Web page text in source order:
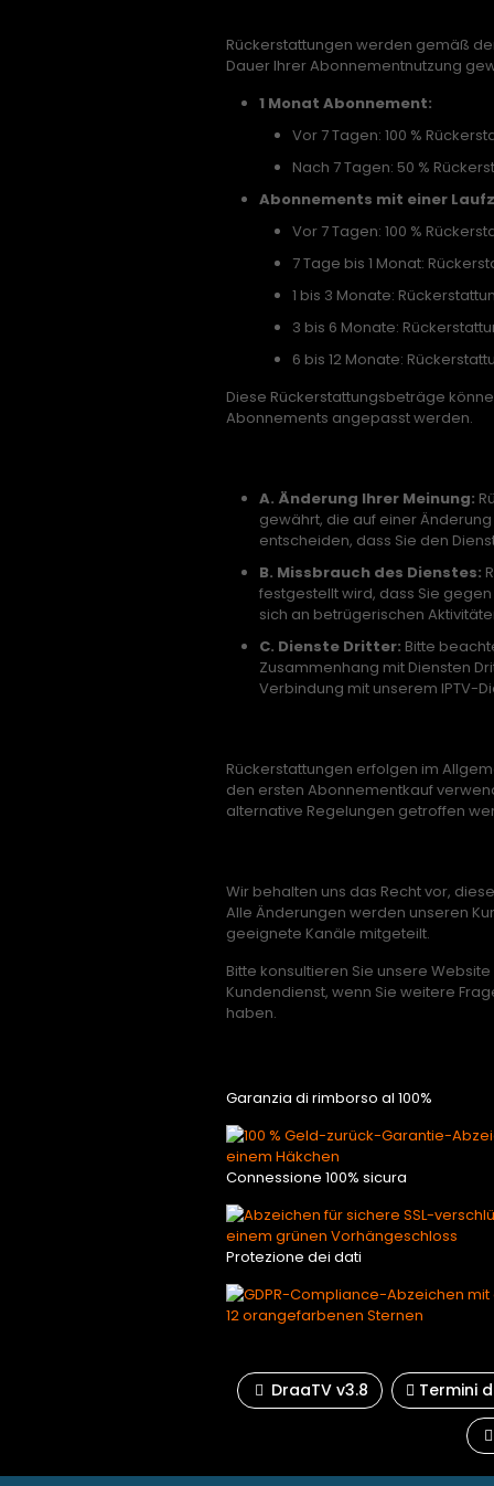
Rückerstattungen werden gemäß
Dauer Ihrer Abonnementnutzung
1 Monat Abonnement:
Vor 7 Tagen: 100 %
Nach 7 Tagen: 50 %
Abonnements mit einer
Vor 7 Tagen: 100 %
7 Tage bis 1 Monat:
1 bis 3 Monate:
3 bis 6 Monate:
6 bis 12 Monate:
Diese Rückerstattungsbeträge
Abonnements angepasst werden.
A. Änderung Ihrer Meinung:
gewährt, die auf einer
entscheiden, dass Sie den
B. Missbrauch des Dienstes:
festgestellt wird, dass Sie
sich an betrügerischen
C. Dienste Dritter: Bitte
Zusammenhang mit Diensten
Verbindung mit unserem IPTV-
Rückerstattungen erfolgen im
den ersten Abonnementkauf
alternative Regelungen getroffen
Wir behalten uns das Recht vor,
Alle Änderungen werden unseren
geeignete Kanäle mitgeteilt.
Bitte konsultieren Sie unsere
Kundendienst, wenn Sie weitere
haben.
Garanzia di rimborso al 100%
Connessione 100% sicura
Protezione dei dati
DraaTV v3.8 Termini